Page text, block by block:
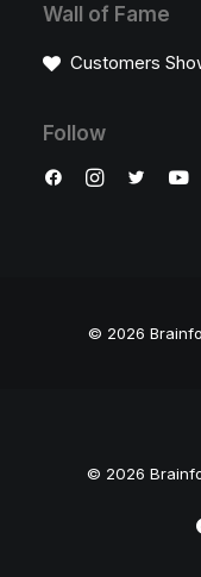
Wall of Fame
Customers
Follow
© 2026
© 2026